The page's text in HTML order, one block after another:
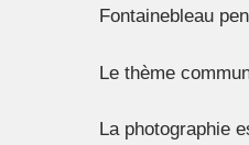
Fontainebleau
Le thème
La photographie